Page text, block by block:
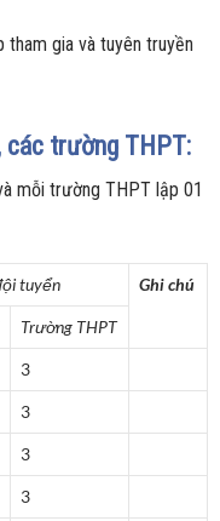
gia và tuyên truyền
các trường THPT:
mỗi trường THPT lập 01
tuyển Ghi chú
Trường THPT
3
3
3
3